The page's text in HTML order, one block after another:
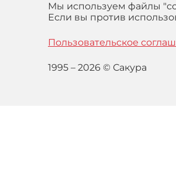
Мы используем файлы
Если вы против
Пользовательское
1995 – 2026 © Сакура